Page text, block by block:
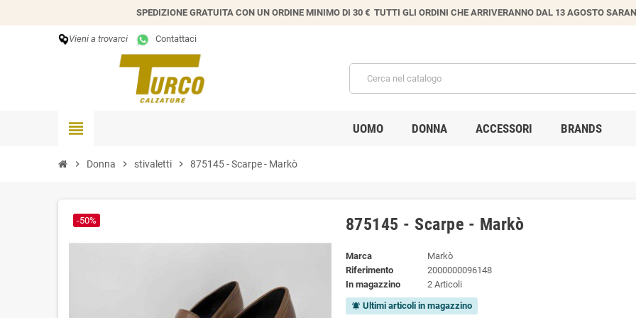
SPEDIZIONE GRATUITA CON UN ORDINE MINIMO DI 30 € TUTTI GLI ORDINI CHE ARRIVERANNO DAL 13 AGOSTO
Vieni a trovarci Contattaci
view_headline UOMO DONNA ACCESSORI BRANDS
chevron_right Donna chevron_right stivaletti chevron_right 875145 - Scarpe - Markò
-50% 875145 - Scarpe - Markò
Marca
Markò
Riferimento
2000000096148
In magazzino
2 Articoli
notifications_active Ultimi articoli in magazzino